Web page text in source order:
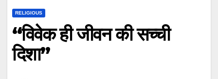
RELIGIOUS
“विवेक ही जीवन की सच्ची
दिशा”